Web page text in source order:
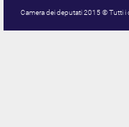
Camera dei deputati 2015 © Tutti i